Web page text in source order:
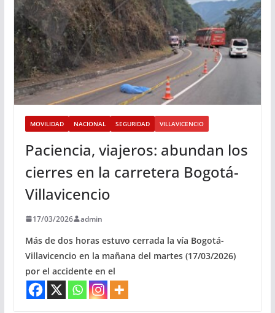
MOVILIDAD NACIONAL SEGURIDAD VILLAVICENCIO
Paciencia, viajeros: abundan los
cierres en la carretera Bogotá-
Villavicencio
17/03/2026 admin
Más de dos horas estuvo cerrada la vía Bogotá-
Villavicencio en la mañana del martes (17/03/2026)
por el accidente en el